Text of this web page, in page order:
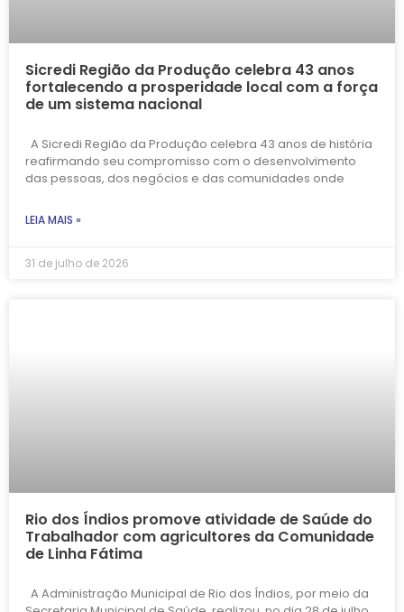
Sicredi Região da Produção celebra 43 anos
fortalecendo a prosperidade local com a força
de um sistema nacional
A Sicredi Região da Produção celebra 43 anos de história
reafirmando seu compromisso com o desenvolvimento
das pessoas, dos negócios e das comunidades onde
LEIA MAIS »
31 de julho de 2026
Rio dos Índios promove atividade de Saúde do
Trabalhador com agricultores da Comunidade
de Linha Fátima
A Administração Municipal de Rio dos Índios, por meio da